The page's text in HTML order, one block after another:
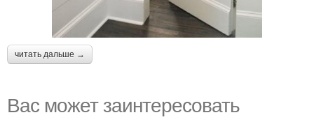
читать дальше →
Вас может заинтересовать